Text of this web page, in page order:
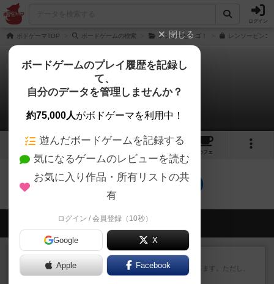
ログイン
ボドゲーマTOP ボードゲームの検索 レンソービンゴ！ レンソービンゴ
レンソービンゴ
0件の戦略やコツ
5 5
カフェ
レンソービンゴのトップに戻る
会員の新しい投稿
レビュー ふたつの街の物語
タイルを4×4で並べて街づくりします。ただし、
街は各プレイヤーの間にあ...
閉じる
ボードゲームのプレイ履歴を記録し
て、
自分のデータを管理しませんか？
約75,000人がボドゲーマを利用中！
遊んだボードゲームを記録する
気になるゲームのレビューを読む
お気に入り作品・所有リストの共
有
ログイン / 会員登録（10秒）
Google X
Apple Facebook